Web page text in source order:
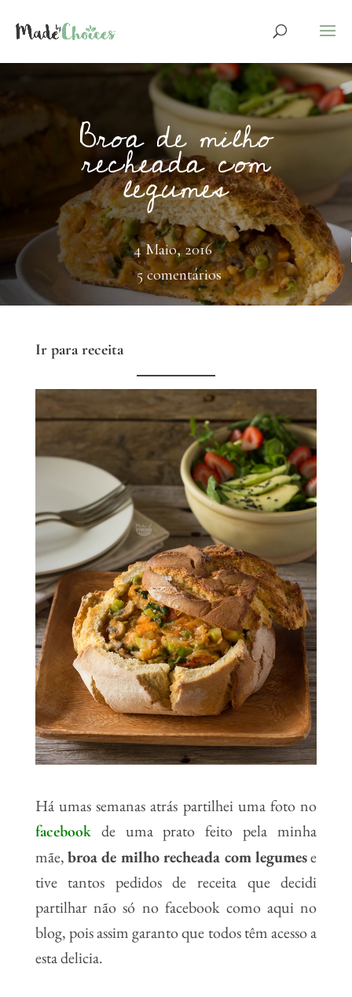
Broa de milho
recheada com
legumes
4 Maio, 2016
5 comentários
Ir para receita
Há umas semanas atrás partilhei uma foto no
facebookde uma prato feito pela minha
mãe,broa de milho recheada com legumese
tive tantos pedidos de receita que decidi
partilhar não só no facebook como aqui no
blog, pois assim garanto que todos têm acesso a
esta delicia.